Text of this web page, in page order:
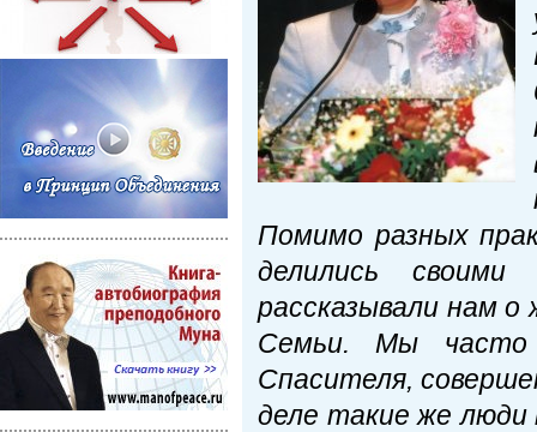
Помимо разных
делились
рассказывали нам
Семьи. Мы часто
Спасителя,
деле такие же люди